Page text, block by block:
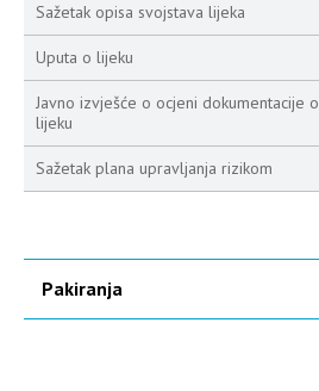
Sažetak opisa svojstava lijeka
Uputa o lijeku
Javno izvješće o ocjeni dokumentacije o
lijeku
Sažetak plana upravljanja rizikom
Pakiranja